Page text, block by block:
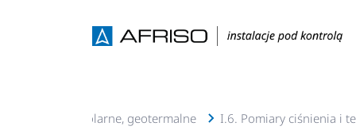
c.o., c.w.u, solarne, geotermalne I.6. Pomiary ciśnienia i